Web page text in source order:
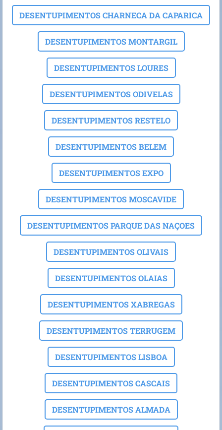
DESENTUPIMENTOS CHARNECA DA CAPARICA
DESENTUPIMENTOS MONTARGIL
DESENTUPIMENTOS LOURES
DESENTUPIMENTOS ODIVELAS
DESENTUPIMENTOS RESTELO
DESENTUPIMENTOS BELEM
DESENTUPIMENTOS EXPO
DESENTUPIMENTOS MOSCAVIDE
DESENTUPIMENTOS PARQUE DAS NAÇOES
DESENTUPIMENTOS OLIVAIS
DESENTUPIMENTOS OLAIAS
DESENTUPIMENTOS XABREGAS
DESENTUPIMENTOS TERRUGEM
DESENTUPIMENTOS LISBOA
DESENTUPIMENTOS CASCAIS
DESENTUPIMENTOS ALMADA